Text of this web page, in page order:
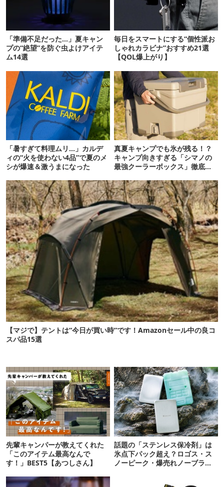
「準備不足だった…」夏キャン
プの“絶望”を防ぐ虫よけアイテ
ム14選
毎日をスマートにする“個性派お
しゃれカラビナ”おすすめ21選
【QOL爆上がり】
「暑すぎて料理ムリ…」カルデ
ィの“火を使わない4品”で夏のメ
シが爆速＆激うまになった
真夏キャンプでも氷が残る！？
キャンプ向きすぎる「シマノの
最強クーラーボックス」徹底解
【マジで】テントは“今日が買い時”です！Amazonセール中の良コ
スパ品15選
先輩キャンパーが教えてくれた
「このアイテム最高なんで
す！」BEST5【あつしさん】
話題の「ステンレス保冷剤」は
氷点下パック超え？ロゴス・ス
ノーピーク・爆売れノーブラン